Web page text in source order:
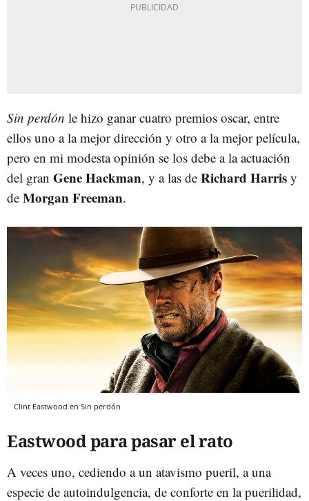
Sin perdón le hizo ganar cuatro premios oscar, entre
ellos uno a la mejor dirección y otro a la mejor película,
pero en mi modesta opinión se los debe a la actuación
del gran Gene Hackman, y a las de Richard Harris y
de Morgan Freeman.
Clint Eastwood en Sin perdón
Eastwood para pasar el rato
A veces uno, cediendo a un atavismo pueril, a una
especie de autoindulgencia, de conforte en la puerilidad,